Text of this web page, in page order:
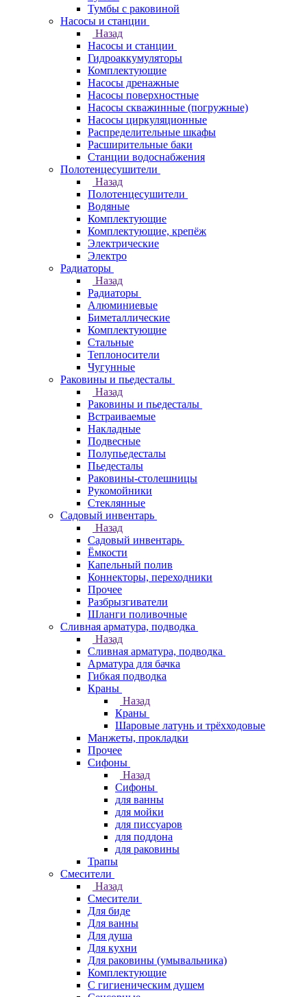
Тумбы с раковиной
Насосы и станции
Назад
Насосы и станции
Гидроаккумуляторы
Комплектующие
Насосы дренажные
Насосы поверхностные
Насосы скважинные (погружные)
Насосы циркуляционные
Распределительные шкафы
Расширительные баки
Станции водоснабжения
Полотенцесушители
Назад
Полотенцесушители
Водяные
Комплектующие
Комплектующие, крепёж
Электрические
Электро
Радиаторы
Назад
Радиаторы
Алюминиевые
Биметаллические
Комплектующие
Стальные
Теплоносители
Чугунные
Раковины и пьедесталы
Назад
Раковины и пьедесталы
Встраиваемые
Накладные
Подвесные
Полупьедесталы
Пьедесталы
Раковины-столешницы
Рукомойники
Стеклянные
Садовый инвентарь
Назад
Садовый инвентарь
Ёмкости
Капельный полив
Коннекторы, переходники
Прочее
Разбрызгиватели
Шланги поливочные
Сливная арматура, подводка
Назад
Сливная арматура, подводка
Арматура для бачка
Гибкая подводка
Краны
Назад
Краны
Шаровые латунь и трёхходовые
Манжеты, прокладки
Прочее
Сифоны
Назад
Сифоны
для ванны
для мойки
для писсуаров
для поддона
для раковины
Трапы
Смесители
Назад
Смесители
Для биде
Для ванны
Для душа
Для кухни
Для раковины (умывальника)
Комплектующие
С гигиеническим душем